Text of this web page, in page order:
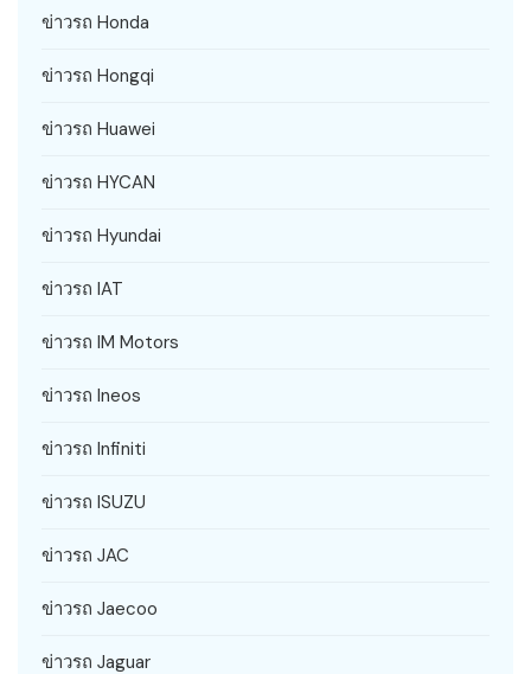
ข่าวรถ Honda
ข่าวรถ Hongqi
ข่าวรถ Huawei
ข่าวรถ HYCAN
ข่าวรถ Hyundai
ข่าวรถ IAT
ข่าวรถ IM Motors
ข่าวรถ Ineos
ข่าวรถ Infiniti
ข่าวรถ ISUZU
ข่าวรถ JAC
ข่าวรถ Jaecoo
ข่าวรถ Jaguar